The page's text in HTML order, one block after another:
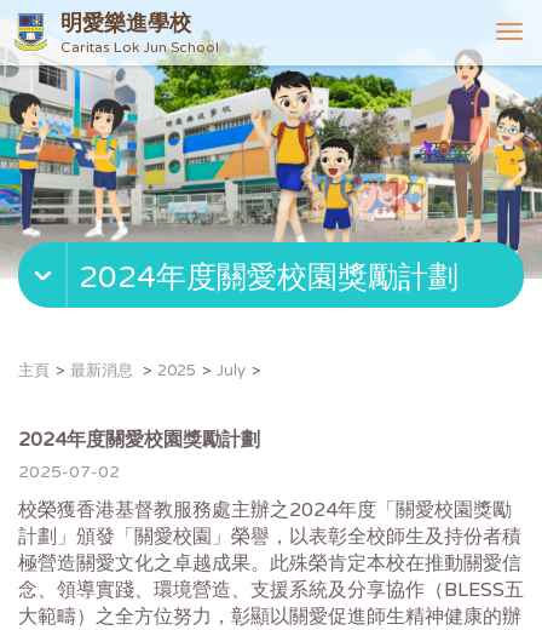
明愛樂進學校
Caritas Lok Jun School
T
o
g
g
l
e
n
v
g
2024年度關愛校園獎勵計劃
主頁 最新消息 2025 July
2024年度關愛校園獎勵計劃
2025-07-02
校榮獲香港基督教服務處主辦之2024年度「關愛校園獎勵
計劃」 頒發「關愛校園」榮譽， 以表彰全校師生及持份者積
極營造關愛文化之卓越成果。 此殊榮肯定本校在推動關愛信
念、領導實踐、環境營造、 支援系統及分享協作（BLESS五
大範疇）之全方位努力， 彰顯以關愛促進師生精神健康的辦